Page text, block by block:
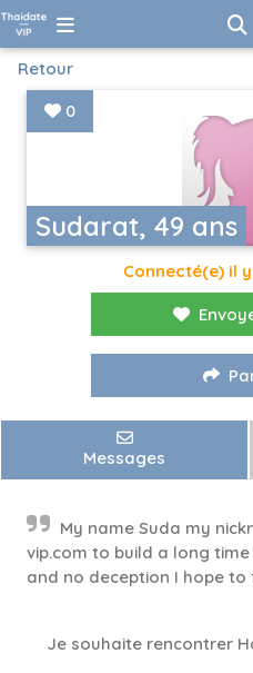
Retour
Sudarat, 49 ans
0
Connecté(e) il
Messages
My name Suda my
vip.com to build a long
and no deception I hope to
Je souhaite rencontrer